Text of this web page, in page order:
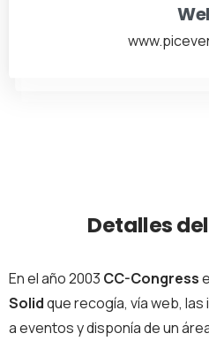
Detalles
En el año 2003 CC-Congress
Solidque recogía, vía web,
a eventos y disponía de un